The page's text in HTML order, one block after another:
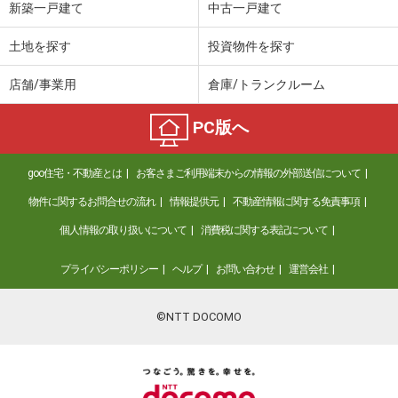
新築一戸建て 中古一戸建て
土地を探す 投資物件を探す
店舗/事業用 倉庫/トランクルーム
PC版へ
goo住宅・不動産とは お客さまご利用端末からの情報の外部送信について
物件に関するお問合せの流れ 情報提供元 不動産情報に関する免責事項
個人情報の取り扱いについて 消費税に関する表記について
プライバシーポリシー ヘルプ お問い合わせ 運営会社
©NTT DOCOMO